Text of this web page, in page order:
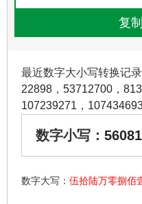
最近数字大小写转换记录
22898 ， 53712700 ，
107239271 ，
数字小写：
数字大写： 伍拾陆万零捌佰